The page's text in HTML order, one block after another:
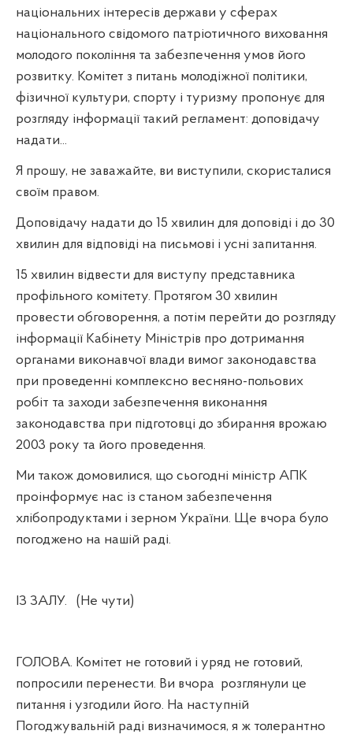
національних інтересів держави у сферах
національного свідомого патріотичного виховання
молодого покоління та забезпечення умов його
розвитку. Комітет з питань молодіжної політики,
фізичної культури, спорту і туризму пропонує для
розгляду інформації такий регламент: доповідачу
надати...
Я прошу, не заважайте, ви виступили, скористалися
своїм правом.
Доповідачу надати до 15 хвилин для доповіді і до 30
хвилин для відповіді на письмові і усні запитання.
15 хвилин відвести для виступу представника
профільного комітету. Протягом 30 хвилин
провести обговорення, а потім перейти до розгляду
інформації Кабінету Міністрів про дотримання
органами виконавчої влади вимог законодавства
при проведенні комплексно весняно-польових
робіт та заходи забезпечення виконання
законодавства при підготовці до збирання врожаю
2003 року та його проведення.
Ми також домовилися, що сьогодні міністр АПК
проінформує нас із станом забезпечення
хлібопродуктами і зерном України. Ще вчора було
погоджено на нашій раді.
ІЗ ЗАЛУ. (Не чути)
ГОЛОВА. Комітет не готовий і уряд не готовий,
попросили перенести. Ви вчора розглянули це
питання і узгодили його. На наступній
Погоджувальній раді визначимося, я ж толерантно